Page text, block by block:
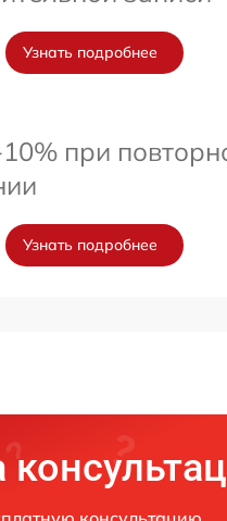
Узнать подробнее
при
Узнать подробнее